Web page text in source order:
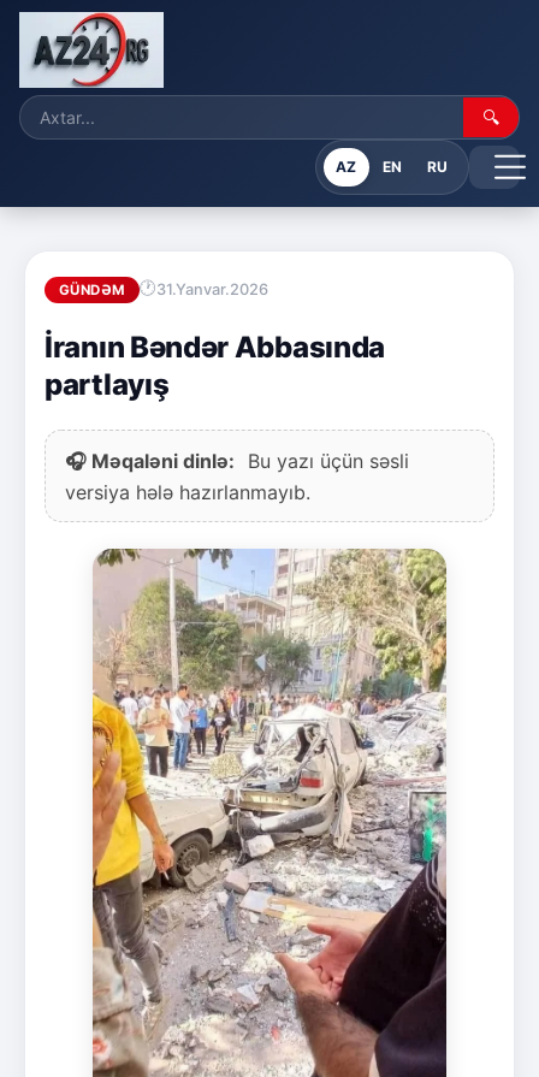
🔍
AZ EN RU
GÜNDƏM 31.Yanvar.2026
İranın Bəndər Abbasında
partlayış
🎧 Məqaləni dinlə:
Bu yazı üçün səsli
versiya hələ hazırlanmayıb.